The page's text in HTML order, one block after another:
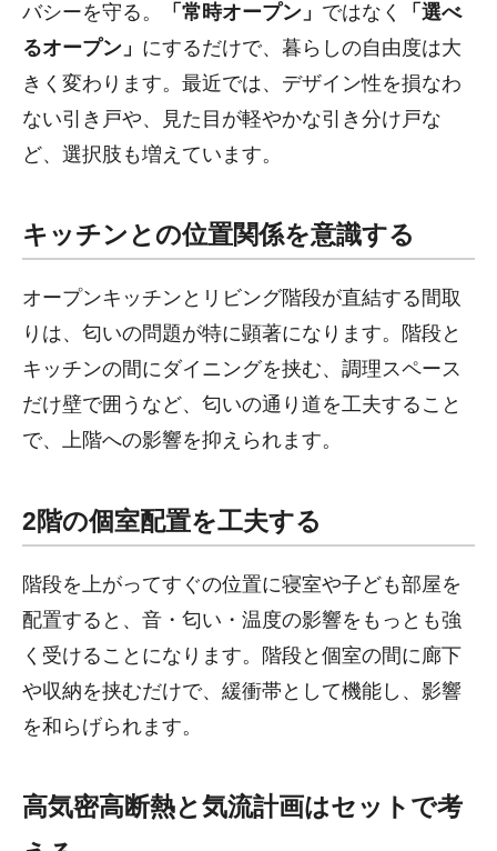
バシーを守る。
「常時オープン」 ではなく
「選べ
るオープン」 にするだけで、暮らしの自由度は大
きく変わります。最近では、デザイン性を損なわ
ない引き戸や、見た目が軽やかな引き分け戸な
ど、選択肢も増えています。
キッチンとの位置関係を意識する
オープンキッチンとリビング階段が直結する間取
りは、匂いの問題が特に顕著になります。階段と
キッチンの間にダイニングを挟む、調理スペース
だけ壁で囲うなど、匂いの通り道を工夫すること
で、上階への影響を抑えられます。
2階の個室配置を工夫する
階段を上がってすぐの位置に寝室や子ども部屋を
配置すると、音・匂い・温度の影響をもっとも強
く受けることになります。階段と個室の間に廊下
や収納を挟むだけで、緩衝帯として機能し、影響
を和らげられます。
高気密高断熱と気流計画はセットで考